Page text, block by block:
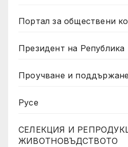
Портал за обществени
Президент на Република
Проучване и
Русе
СЕЛЕКЦИЯ И
ЖИВОТНОВЪДСТВОТО